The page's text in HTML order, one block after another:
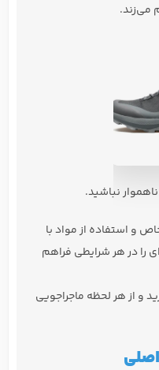
می‌زند.
نباشید.
و استفاده از مواد با
را در هر شرایطی فراهم
و از هر لحظه ماجراجویی